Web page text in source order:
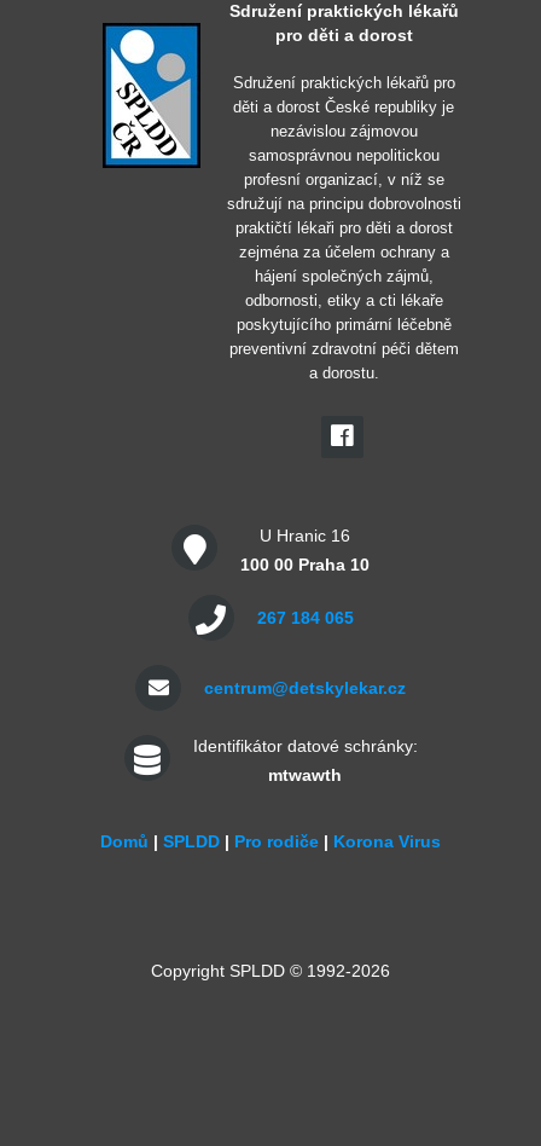
Sdružení praktických lékařů
pro děti a dorost
Sdružení praktických lékařů pro
děti a dorost České republiky je
nezávislou zájmovou
samosprávnou nepolitickou
profesní organizací, v níž se
sdružují na principu dobrovolnosti
praktičtí lékaři pro děti a dorost
zejména za účelem ochrany a
hájení společných zájmů,
odbornosti, etiky a cti lékaře
poskytujícího primární léčebně
preventivní zdravotní péči dětem
a dorostu.
U Hranic 16
100 00 Praha 10
267 184 065
centrum@detskylekar.cz
Identifikátor datové schránky:
mtwawth
Domů | SPLDD | Pro rodiče | Korona Virus
Copyright SPLDD © 1992-2026